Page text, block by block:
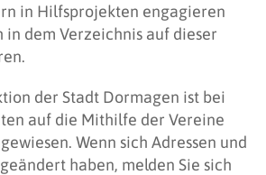
in Hilfsprojekten engagieren
in dem Verzeichnis auf dieser
der Stadt Dormagen ist bei
auf die Mithilfe der Vereine
Wenn sich Adressen und
haben, melden Sie sich